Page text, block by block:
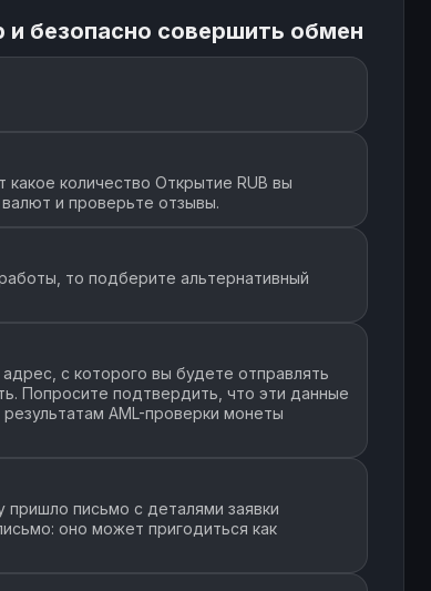
безопасно совершить обмен
количество Открытие RUB вы
и проверьте отзывы.
то подберите альтернативный
с которого вы будете отправлять
Попросите подтвердить, что эти данные
AML-проверки монеты
письмо с деталями заявки
оно может пригодиться как